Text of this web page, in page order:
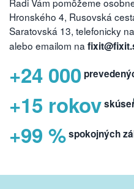
Hronského 4, Rusovská
Saratovská 13, telefonicky
alebo emailom na
+24 000
+15 rokov
+99 %spokojných